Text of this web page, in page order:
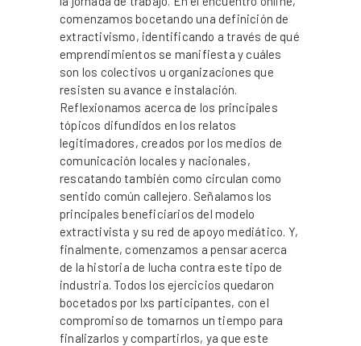
comenzamos bocetando una definición de
extractivismo, identificando a través de qué
emprendimientos se manifiesta y cuáles
son los colectivos u organizaciones que
resisten su avance e instalación.
Reflexionamos acerca de los principales
tópicos difundidos en los relatos
legitimadores, creados por los medios de
comunicación locales y nacionales,
rescatando también como circulan como
sentido común callejero. Señalamos los
principales beneficiarios del modelo
extractivista y su red de apoyo mediático. Y,
finalmente, comenzamos a pensar acerca
de la historia de lucha contra este tipo de
industria. Todos los ejercicios quedaron
bocetados por lxs participantes, con el
compromiso de tomarnos un tiempo para
finalizarlos y compartirlos, ya que este